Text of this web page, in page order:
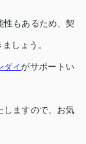
性もあるため、契
しょう。
ダイがサポートい
しますので、お気